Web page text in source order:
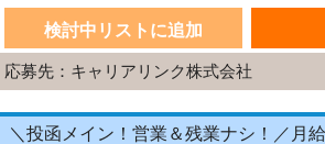
検討中リストに追加
応募先：キャリアリンク株式会社